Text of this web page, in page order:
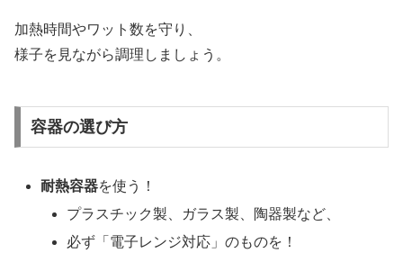
加熱時間やワット数を守り、
様子を見ながら調理しましょう。
容器の選び方
耐熱容器を使う！
プラスチック製、ガラス製、陶器製など、
必ず「電子レンジ対応」のものを！